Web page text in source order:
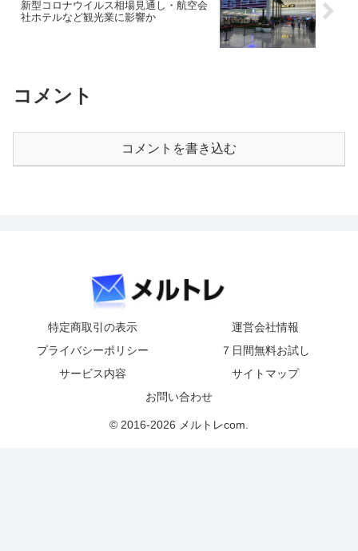
新型コロナウイルス相場見通し・航空会
社ホテルなど観光業に影響か
コメント
コメントを書き込む
特定商取引の表示
運営会社情報
プライバシーポリシー
７日間無料お試し
サービス内容
サイトマップ
お問い合わせ
© 2016-2026 メルトレcom.